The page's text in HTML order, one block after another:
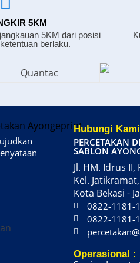
5KM
5KM dari posisi
berlaku.
Hubungi
PERCETAKAN
SABLON
Jl. HM. Idrus II,
Kel.
Kota Bekasi -
0822-1181-
0822-1181-
Operasional :